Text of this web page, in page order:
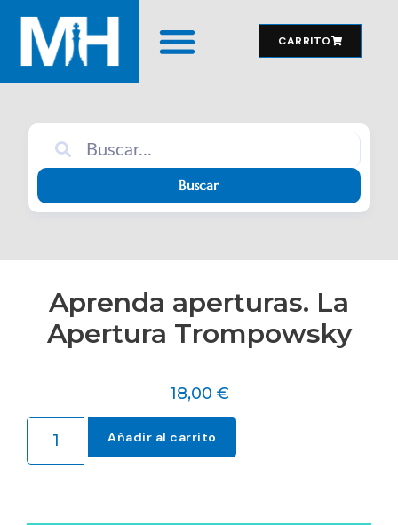
CARRITO
Buscar
Aprenda aperturas. La
Apertura Trompowsky
18,00 €
Añadir al carrito